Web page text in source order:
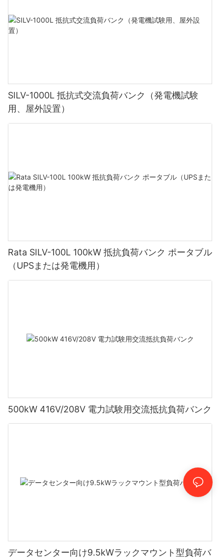
SILV-1000L 抵抗式交流負荷バンク（発電機試験
用、屋外設置）
Rata SILV-100L 100kW 抵抗負荷バンク ポータブル
（UPSまたは発電機用）
500kW 416V/208V 電力試験用交流抵抗負荷バンク
データセンター向け9.5kWラックマウント型負荷バ